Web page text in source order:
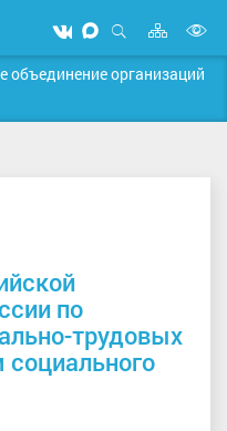
Мы
вконтакте
Мы
в
MAX
Открыть
поиск
Карта
сайта
объединение организаций
по
трудовых